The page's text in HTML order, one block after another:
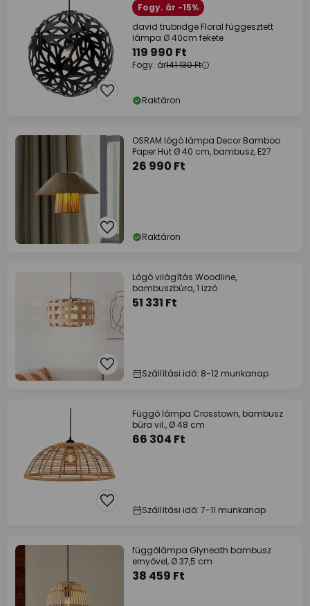
Fogy. ár -15%
david trubridge Floral függesztett
lámpa Ø 40cm fekete
119 990 Ft
Fogy. ár141 130 Ft
Raktáron
OSRAM lógó lámpa Decor Bamboo
Paper Hut Ø 40 cm, bambusz, E27
26 990 Ft
Raktáron
Lógó világítás Woodline,
bambuszbúra, 1 izzó
51 331 Ft
Szállítási idő: 8-12 munkanap
Függő lámpa Crosstown, bambusz
búra vil., Ø 48 cm
66 304 Ft
Szállítási idő: 7-11 munkanap
függőlámpa Glyneath bambusz
ernyővel, Ø 37,5 cm
38 459 Ft